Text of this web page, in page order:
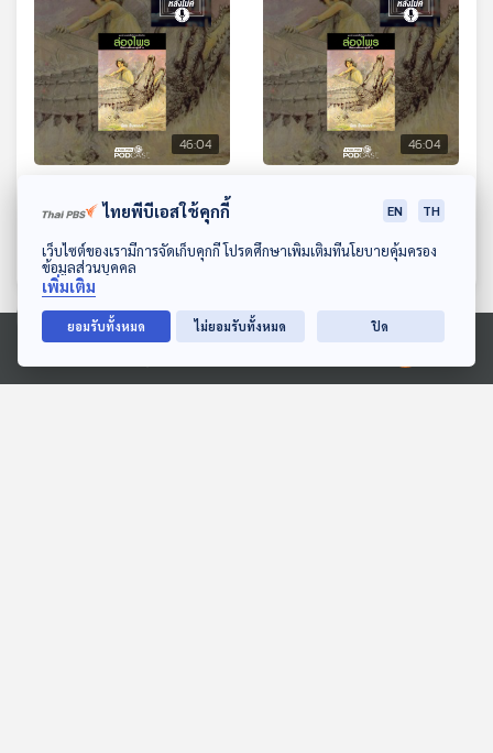
ดาวน์โหลด Thai PBS Podcast Application
Ⓒ 2020 องค์การกระจายเสียงและแพร่ภาพสาธารณะแห่งประเทศไทย
46:04
EP. 1: ล่องไพร ผีตองเหลือง
คนสุดท้าย
ห้องสมุดหลังไมค์
46:04
ห้องสมุดหลังไมค์
ตอนที่เกี่ยวข้อง
ไทยพีบีเอสใช้คุกกี้ EN TH
เว็บไซต์ของเรามีการจัดเก็บคุกกี้ โปรดศึกษาเพิ่มเติมที่นโยบายคุ้มครอง
ข้อมูลส่วนบุคคล
เพิ่มเติม
ยอมรับทั้งหมด ไม่ยอมรับทั้งหมด ปิด